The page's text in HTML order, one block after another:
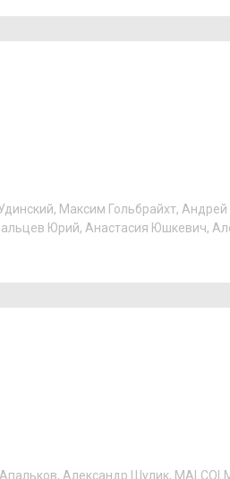
, Максим Гольбрайхт, Андрей
Юрий, Анастасия Юшкевич,
, Александр Шулик,